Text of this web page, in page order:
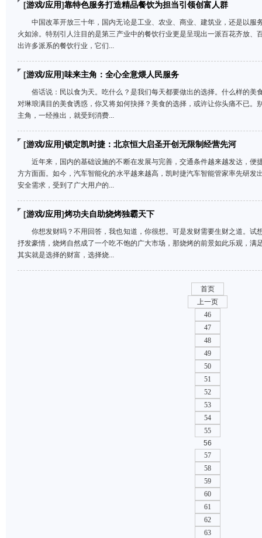
[游戏/应用]靠特色服务打造精品餐饮为担当引领创富人群
中国改革开放三十年，国内无论是工业、农业、商业、建筑业，还是以服
火如涂。特别引人注目的是第三产业中的餐饮行业更是呈现出一派百花齐放、
出许多派系的餐饮行业，它们...
[游戏/应用]味来主角：全心全意煨人民服务
俗话说：民以食为天。吃什么？是我们每天都要做出的选择。什么样的美
对琳琅满目的美食诱惑，你又将如何抉择？美食的选择，或许让你头痛不已。
主角，一经推出，就受到消费...
[游戏/应用]锁定凯时捷：北京恒大启圣开创无限制经营先河
近年来，国内的基础设施的不断在发展与完善，交通条件越来越发达，便
方方面面。如今，汽车智能化的水平越来越高，凯时捷汽车智能管家率先研发
安全需求，受到了广大用户的...
[游戏/应用]烤功夫自助烧烤独霸天下
你想发财吗？不用回答，我也知道，你很想。可是发财需要生财之道。试
抒发豪情，烧烤自然成了一个吃不饱的广大市场，那烧烤的前景如此乐观，满
其实就是选择的财富，选择烧...
首页
上一页
46
47
48
49
50
51
52
53
54
55
56
57
58
59
60
61
62
63